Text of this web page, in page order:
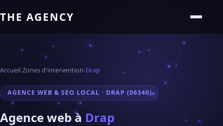
THE AGENCY
Accueil›Zones d'intervention›Drap
AGENCE WEB & SEO LOCAL · DRAP (06340)
Agence web à Drap